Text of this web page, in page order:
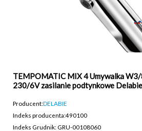
TEMPOMATIC MIX 4 Umywalka
230/6V zasilanie podtynkowe
Producent:DELABIE
Indeks producenta:490100
Indeks Grudnik: GRU-00108060